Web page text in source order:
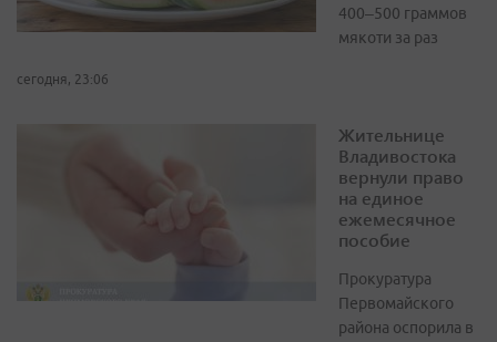
400–500 граммов
мякоти за раз
сегодня, 23:06
Жительнице
Владивостока
вернули право
на единое
ежемесячное
пособие
Прокуратура
Первомайского
района оспорила в